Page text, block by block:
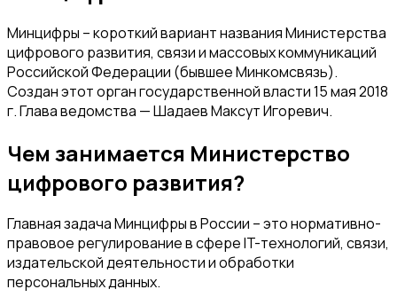
Минцифры – короткий вариант названия Министерства
цифрового развития, связи и массовых коммуникаций
Российской Федерации (бывшее Минкомсвязь).
Создан этот орган государственной власти 15 мая 2018
г. Глава ведомства — Шадаев Максут Игоревич.
Чем занимается Министерство
цифрового развития?
Главная задача Минцифры в России – это нормативно-
правовое регулирование в сфере IT-технологий, связи,
издательской деятельности и обработки
персональных данных.